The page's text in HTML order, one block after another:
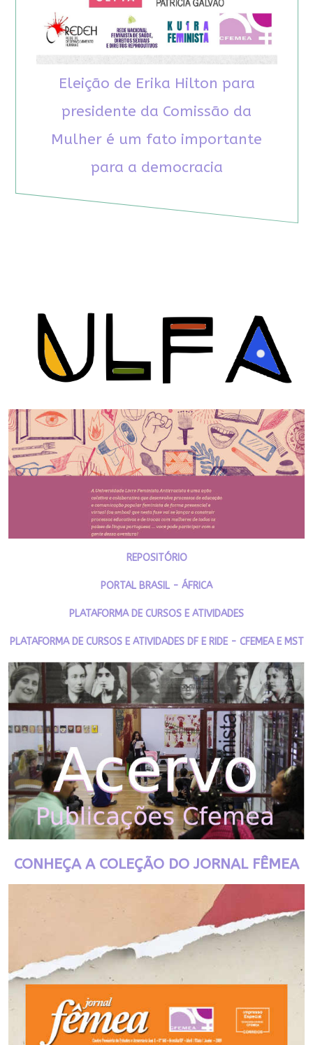
Eleição de Erika Hilton para
presidente da Comissão da
Mulher é um fato importante
para a democracia
REPOSITÓRIO
PORTAL BRASIL - ÁFRICA
PLATAFORMA DE CURSOS E ATIVIDADES
PLATAFORMA DE CURSOS E ATIVIDADES DF E RIDE - CFEMEA E MST
CONHEÇA A COLEÇÃO DO JORNAL FÊMEA